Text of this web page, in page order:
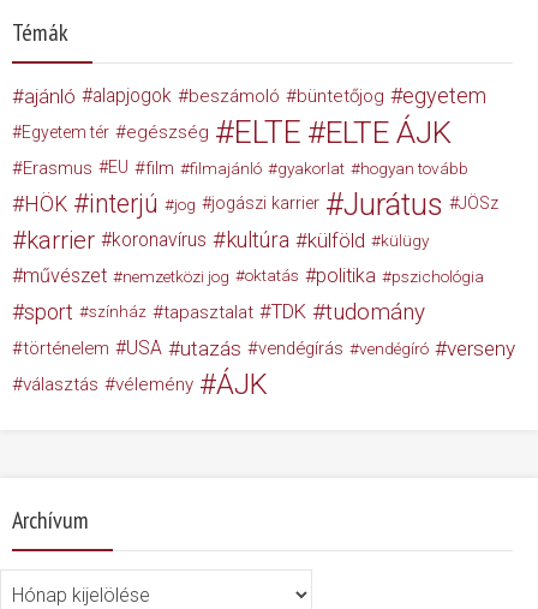
Témák
ajánló alapjogok beszámoló büntetőjog egyetem
Egyetem tér egészség ELTE ELTE ÁJK
Erasmus EU film filmajánló gyakorlat hogyan tovább
HÖK interjú jog jogászi karrier Jurátus JÖSz
karrier koronavírus kultúra külföld külügy
művészet nemzetközi jog oktatás politika pszichológia
sport színház tapasztalat TDK tudomány
történelem USA utazás vendégírás vendégíró verseny
választás vélemény ÁJK
Archívum